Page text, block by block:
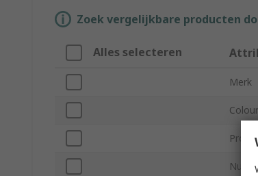
Zoek vergelijkbare producten
Alles selecteren
Merk
Colour